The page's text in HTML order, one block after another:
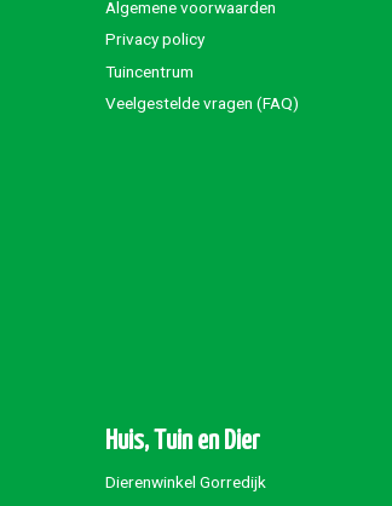
Algemene voorwaarden
Privacy policy
Tuincentrum
Veelgestelde vragen (FAQ)
Huis, Tuin en Dier
Dierenwinkel Gorredijk